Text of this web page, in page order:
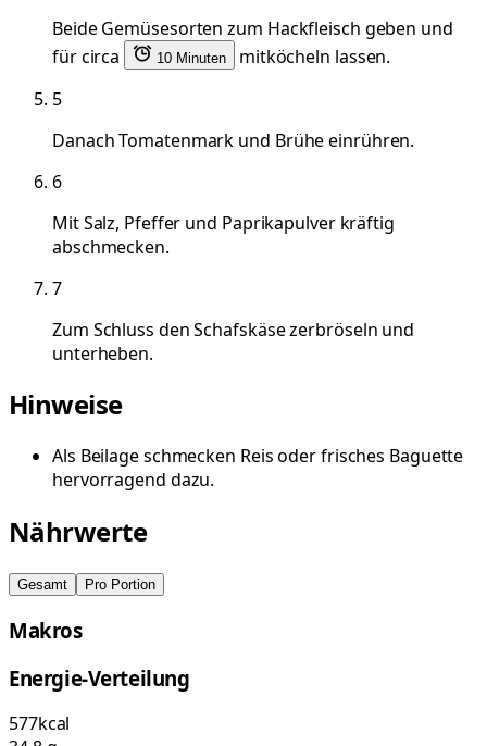
Beide Gemüsesorten zum Hackfleisch geben und
für circa
10 Minuten
mitköcheln lassen.
5
Danach Tomatenmark und Brühe einrühren.
6
Mit Salz, Pfeffer und Paprikapulver kräftig
abschmecken.
7
Zum Schluss den Schafskäse zerbröseln und
unterheben.
Hinweise
Als Beilage schmecken Reis oder frisches Baguette
hervorragend dazu.
Nährwerte
Gesamt Pro Portion
Makros
Energie-Verteilung
577kcal